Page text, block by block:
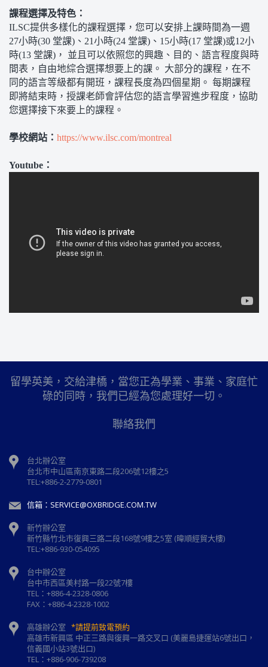
課程選擇及特色：
ILSC提供多樣化的課程選擇，您可以安排上課時間為一週
27小時(30 堂課)、21小時(24 堂課)、15小時(17 堂課)或12小
時(13 堂課)， 並且可以依照您的興趣、目的、語言程度與時
間表，自由地綜合選擇想要上的課。 大部分的課程，在不
同的語言等級都有開班，課程長度為四個星期。 每期課程
即將結束時，授課老師會評估您的語言學習進步程度，協助
您選擇接下來要上的課程。
學校網站： https://www.ilsc.com/montreal
Youtube：
留學英美，交給津橋，當您正為學業、事業、家庭忙
碌的同時，我們已經為您處理好一切。
聯絡我們
台北辦公室
台北市中山區南京東路二段206號12樓之5
TEL:+886-2-2779-0801
信箱：SERVICE@OXBRIDGE.COM.TW
新竹辦公室
新⽵縣⽵北市復興三路⼆段168號9樓之5室 (暐順經貿大樓)
TEL:+886-930-054095
台中辦公室
台中市西區美村路一段22號7樓
TEL：+886-4-2328-0806
FAX：+886-4-2328-1002
高雄辦公室 *請提前致電預約
高雄市新興區 中正三路與復興一路交叉口 (美麗島捷運站6號出口，
信義國小站3號出口)
TEL：+886-906-739208